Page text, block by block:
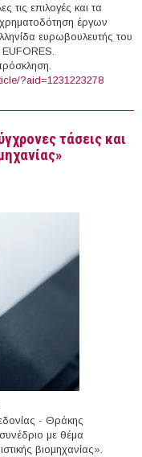
τις επιλογές και τα
χρηματοδότηση έργων
ευρωβουλευτής του
?aid=1231223278
συνέδριο στην Αθήνα
ανάκαμψη
τάσεις και
- Θράκης
με θέμα
βιομηχανίας».